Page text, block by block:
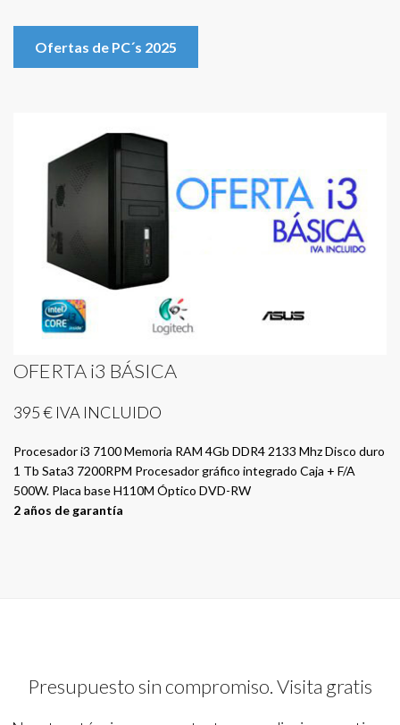
Ofertas de PC´s 2025
OFERTA i3 BÁSICA
395 € IVA INCLUIDO
Procesador i3 7100 Memoria RAM 4Gb DDR4 2133 Mhz Disco duro
1 Tb Sata3 7200RPM Procesador gráfico integrado Caja + F/A
500W. Placa base H110M Óptico DVD-RW
2 años de garantía
Presupuesto sin compromiso. Visita gratis